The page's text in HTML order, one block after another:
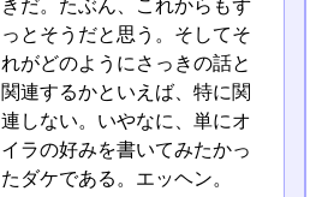
きだ。たぶん、これからもず
っとそうだと思う。そしてそ
れがどのようにさっきの話と
関連するかといえば、特に関
連しない。いやなに、単にオ
イラの好みを書いてみたかっ
たダケである。エッヘン。